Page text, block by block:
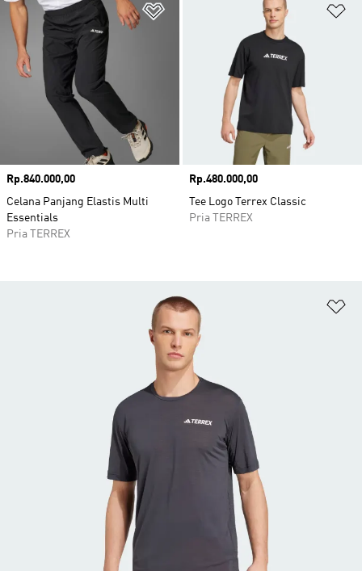
Tambahkan ke Wishlist
Harga
Rp.840.000,00
Celana Panjang Elastis Multi
Essentials
Pria TERREX
Harga
Rp.480.000,00
Tee Logo Terrex Classic
Pria TERREX